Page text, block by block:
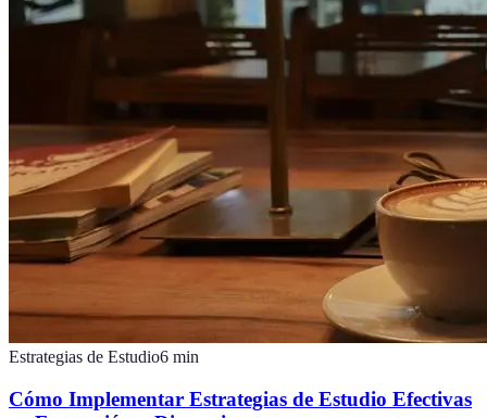
Estrategias de Estudio6 min
Cómo Implementar Estrategias de Estudio Efectivas